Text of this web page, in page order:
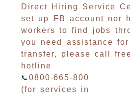
Direct Hiring Service
set up FB account nor
workers to find jobs
you need assistance
transfer, please call
hotline
📞0800-665-800
(for services in